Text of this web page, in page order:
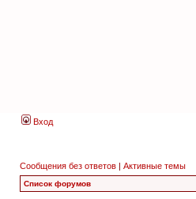
Вход
Сообщения без ответов | Активные темы
Список форумов